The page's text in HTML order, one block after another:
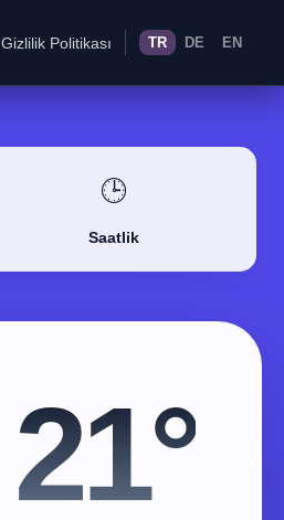
Gizlilik Politikası TR DE EN
🕒
Saatlik
21°